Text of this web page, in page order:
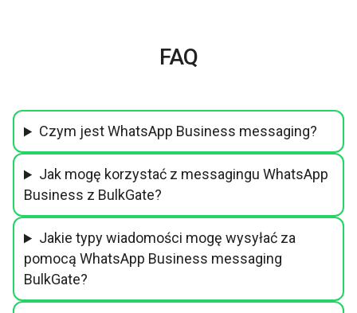
FAQ
Czym jest WhatsApp Business messaging?
Jak mogę korzystać z messagingu WhatsApp
Business z BulkGate?
Jakie typy wiadomości mogę wysyłać za
pomocą WhatsApp Business messaging
BulkGate?